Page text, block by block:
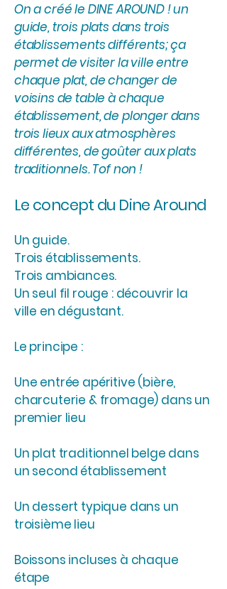
On a créé le DINE AROUND ! un
guide, trois plats dans trois
établissements différents; ça
permet de visiter la ville entre
chaque plat, de changer de
voisins de table à chaque
établissement, de plonger dans
trois lieux aux atmosphères
différentes, de goûter aux plats
traditionnels. Tof non !
Le concept du Dine Around
Un guide.
Trois établissements.
Trois ambiances.
Un seul fil rouge : découvrir la
ville en dégustant.
Le principe :
Une entrée apéritive (bière,
charcuterie & fromage) dans un
premier lieu
Un plat traditionnel belge dans
un second établissement
Un dessert typique dans un
troisième lieu
Boissons incluses à chaque
étape